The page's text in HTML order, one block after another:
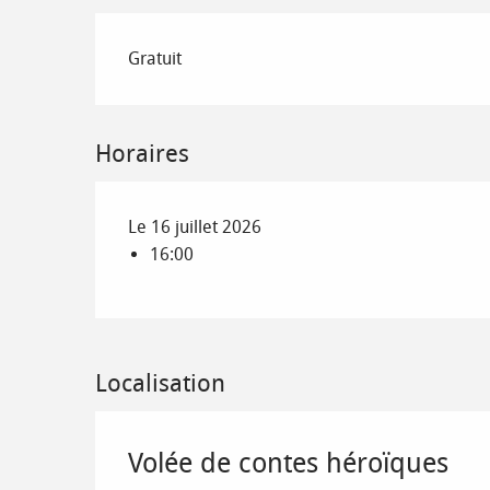
Gratuit
Horaires
Le 16 juillet 2026
16:00
Localisation
Volée de contes héroïques